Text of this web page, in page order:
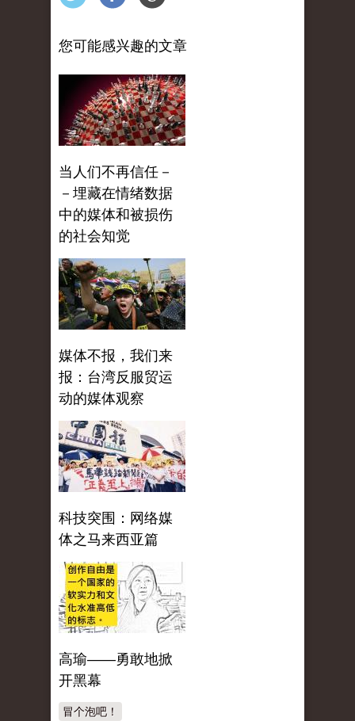
您可能感兴趣的文章
当人们不再信任－
－埋藏在情绪数据
中的媒体和被损伤
的社会知觉
媒体不报，我们来
报：台湾反服贸运
动的媒体观察
科技突围：网络媒
体之马来西亚篇
高瑜——勇敢地掀
开黑幕
冒个泡吧！